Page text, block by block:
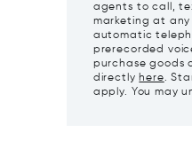
agents to call,
marketing at
automatic
prerecorded
purchase goods
directly here.
apply. You may